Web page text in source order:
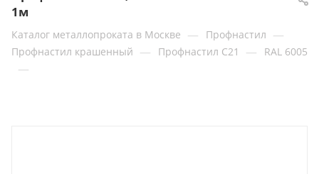
1м
Каталог металлопроката в Москве — Профнастил —
Профнастил крашенный — Профнастил С21 — RAL 6005
—